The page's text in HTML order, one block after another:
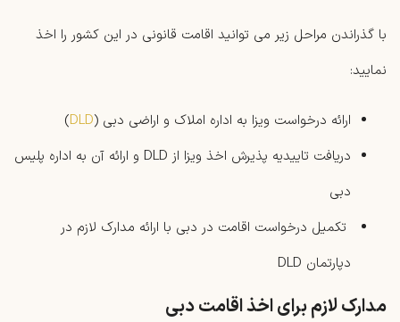
با گذراندن مراحل زیر می توانید اقامت قانونی در این کشور را اخذ
نمایید:
ارائه درخواست ویزا به اداره املاک و اراضی دبی (DLD
)
دریافت تاییدیه پذیرش اخذ ویزا از DLD و ارائه آن به اداره پلیس
دبی
تکمیل درخواست اقامت در دبی با ارائه مدارک لازم در
دپارتمان DLD
مدارک لازم برای اخذ اقامت دبی